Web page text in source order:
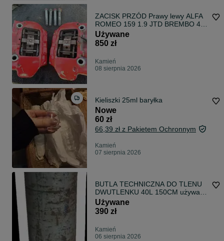
ZACISK PRZÓD Prawy lewy ALFA
ROMEO 159 1.9 JTD BREMBO 4
TŁOCZKI
Używane
850 zł
Kamień
08 sierpnia 2026
Kieliszki 25ml baryłka
Nowe
60 zł
66,39 zł z Pakietem Ochronnym
Kamień
07 sierpnia 2026
BUTLA TECHNICZNA DO TLENU
DWUTLENKU 40L 150CM używana
pusta 40 litrów 150cm st uzywany
Używane
390 zł
Kamień
06 sierpnia 2026